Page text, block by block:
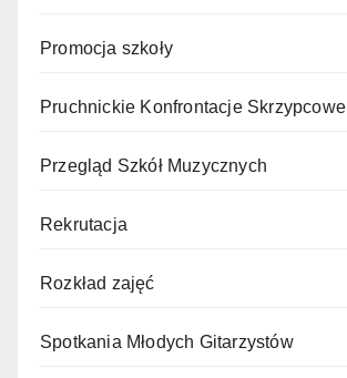
Promocja szkoły
Pruchnickie Konfrontacje Skrzypcowe
Przegląd Szkół Muzycznych
Rekrutacja
Rozkład zajęć
Spotkania Młodych Gitarzystów